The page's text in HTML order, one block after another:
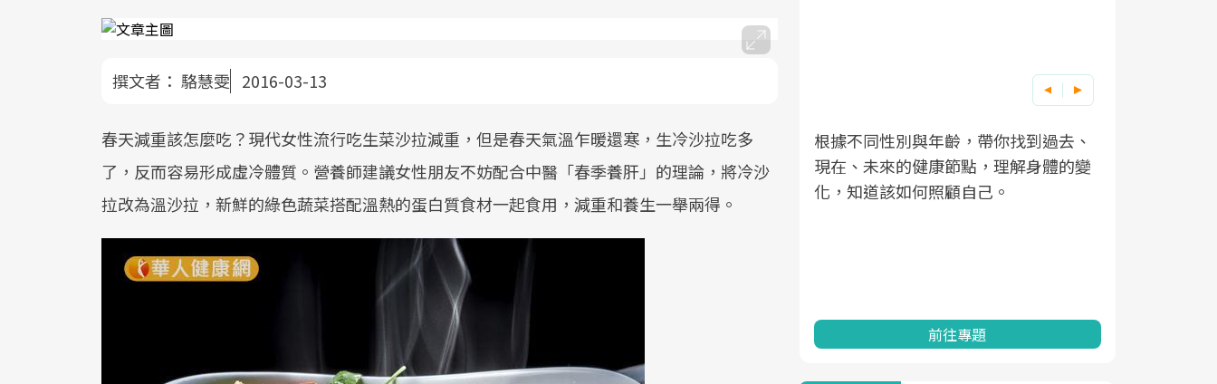
撰文者： 駱慧雯 2016-03-13
春天減重該怎麼吃？現代女性流行吃生菜沙拉減重，但是春天氣溫乍暖還寒，生冷沙拉吃多
了，反而容易形成虛冷體質。營養師建議女性朋友不妨配合中醫「春季養肝」的理論，將冷沙
拉改為溫沙拉，新鮮的綠色蔬菜搭配溫熱的蛋白質食材一起食用，減重和養生一舉兩得。
面對超高齡社會的浪潮，台灣正在快速
邁向「健康照護」的新時代。隨著國家
政策如「健康台灣推動委員會」與「長
照3.0」的推進，「預防醫學」已成全民
關注的核心議題。然而，健檢不只是醫
狀況、啟動健康管理的重要起點。
2025年，就到良醫生活祭體驗「一站式
健康新生活」，從講座、體驗到運動，
全面啟動你的健康革命！
良醫健康網從「換季的身體變化」出
發，透過醫學觀點與日常感受的對話，
建立對亞健康的認知，進而引導實際的
改善行動。
根據不同性別與年齡，帶你找到過去、
現在、未來的健康節點，理解身體的變
化，知道該如何照顧自己。
前往專題